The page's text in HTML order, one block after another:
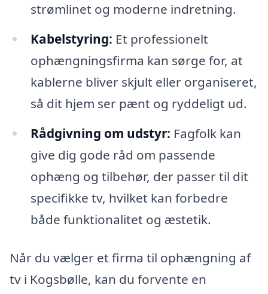
strømlinet og moderne indretning.
Kabelstyring: Et professionelt
ophængningsfirma kan sørge for, at
kablerne bliver skjult eller organiseret,
så dit hjem ser pænt og ryddeligt ud.
Rådgivning om udstyr: Fagfolk kan
give dig gode råd om passende
ophæng og tilbehør, der passer til dit
specifikke tv, hvilket kan forbedre
både funktionalitet og æstetik.
Når du vælger et firma til ophængning af
tv i Kogsbølle, kan du forvente en